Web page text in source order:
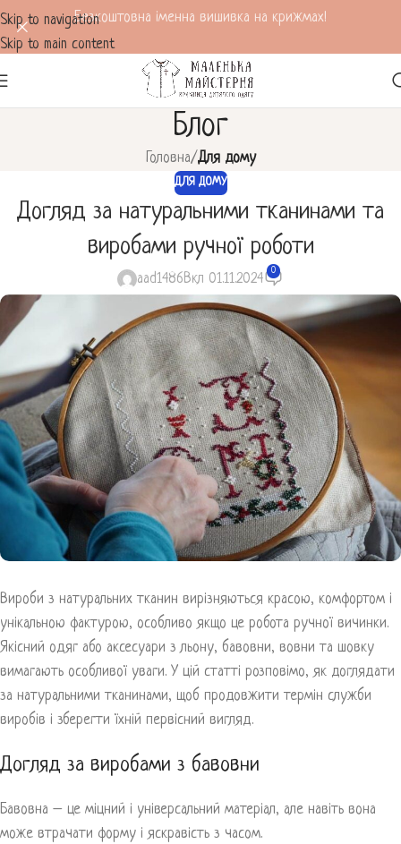
Skip to navigation
Skip to main content
Безкоштовна іменна вишивка на крижмах!
Блог
Головна/Для дому
ДЛЯ ДОМУ
Догляд за натуральними тканинами та
виробами ручної роботи
aad1486Вкл 01.11.2024
0
Вироби з натуральних тканин вирізняються красою, комфортом і
унікальною фактурою, особливо якщо це робота ручної вичинки.
Якісний одяг або аксесуари з льону, бавовни, вовни та шовку
вимагають особливої уваги. У цій статті розповімо, як доглядати
за натуральними тканинами, щоб продовжити термін служби
виробів і зберегти їхній первісний вигляд.
Догляд за виробами з бавовни
Бавовна – це міцний і універсальний матеріал, але навіть вона
може втрачати форму і яскравість з часом.